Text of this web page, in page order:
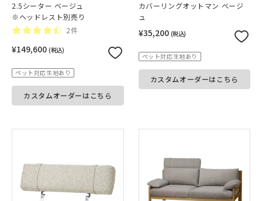
2.5シーター ベージュ
※ヘッドレスト別売り
2件
¥149,600 (税込)
ペット対応生地あり
カスタムオーダーはこちら
カバーリングオットマン ベージ
ュ
¥35,200 (税込)
ペット対応生地あり
カスタムオーダーはこちら